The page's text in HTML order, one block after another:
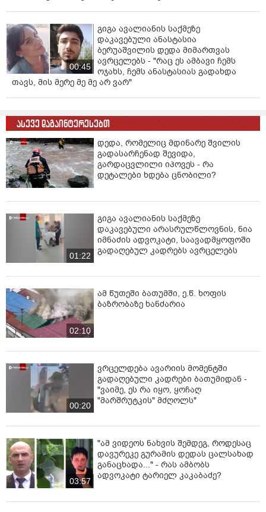
მად­ლო­ბა."
00:45
გიგა ავალიანის საქმეზე
დაკავებული ანასტასია
ბერუაშვილის დედა მიმართვას
ავრცელებს - "რაც ეს ამბავი ჩემს
ოჯახს, ჩემს ანასტასიას გადახდა
თავს, მის მერე მე მე არ ვარ"
ასევე დაგაინტერესებთ
დედა, რომელიც მდინარე შვილის
გადასარჩენად შევიდა,
გარდაცვლილი იპოვეს - რა
დეტალები ხდება ცნობილი?
01:22
გიგა ავალიანის საქმეზე
დაკავებული არასრულწლოვნის, ნია
იმნაძის ადვოკატი, საავადმყოფოში
გადაღებულ კადრებს ავრცელებს
02:10
ამ წუთეში ბათუმში, ე.წ. ხოფის
ბაზრობაზე ხანძარია
00:20
ვრცელდება ავარიის მომენტში
გადაღებული კადრები ბათუმიდან -
"ვაიმე, ეს რა იყო, ყოჩაღ
"მარშრუტკის" მძღოლს"
03:57
"ამ ვიდეოს ნახვის შემდეგ, როდესაც
დავურეკე გურამის დედას ცალსახად
განაცხადა..." - რას ამბობს
ადვოკატი ტარიელ კაკაბაძე?